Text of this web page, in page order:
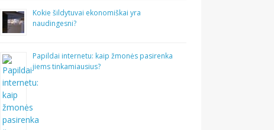
Kokie šildytuvai ekonomiškai yra
naudingesni?
Papildai internetu: kaip žmonės pasirenka
jiems tinkamiausius?